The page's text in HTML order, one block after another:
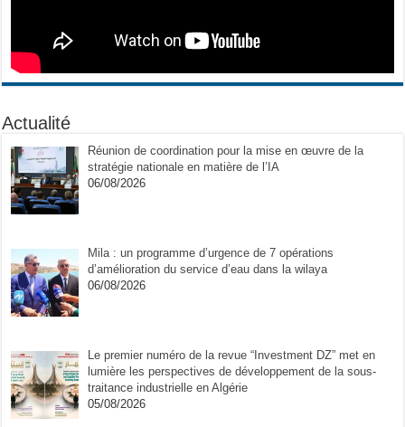
Actualité
Réunion de coordination pour la mise en œuvre de la
stratégie nationale en matière de l’IA
06/08/2026
Mila : un programme d’urgence de 7 opérations
d’amélioration du service d’eau dans la wilaya
06/08/2026
Le premier numéro de la revue “Investment DZ” met en
lumière les perspectives de développement de la sous-
traitance industrielle en Algérie
05/08/2026